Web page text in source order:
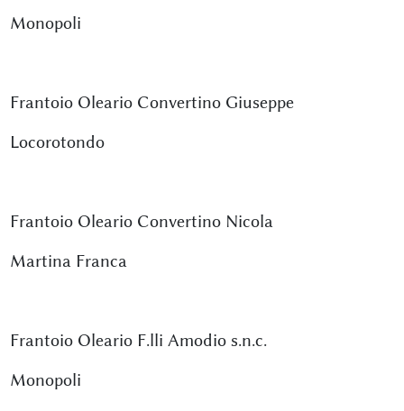
Monopoli
Frantoio Oleario Convertino Giuseppe
Locorotondo
Frantoio Oleario Convertino Nicola
Martina Franca
Frantoio Oleario F.lli Amodio s.n.c.
Monopoli